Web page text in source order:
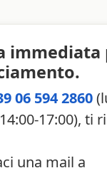
06 594 2860
17:00), ti
una mail a